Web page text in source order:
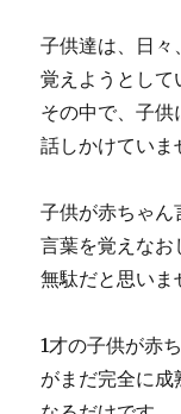
子供達は、日々
覚えようとして
その中で、子
話しかけていま
子供が赤ちゃ
言葉を覚えなお
無駄だと思いま
1才の子供が赤
がまだ完全に